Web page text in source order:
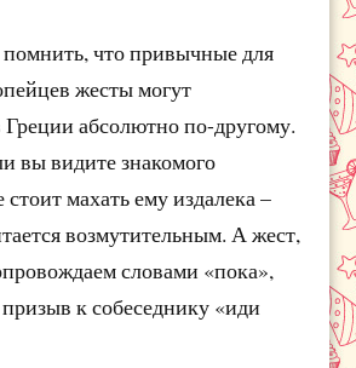
помнить, что привычные для
жесты могут
Греции абсолютно по-другому.
вы видите знакомого
стоит махать ему издалека –
возмутительным. А жест,
словами «пока»,
призыв к собеседнику «иди